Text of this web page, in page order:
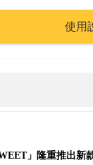
使用
」隆重推出新